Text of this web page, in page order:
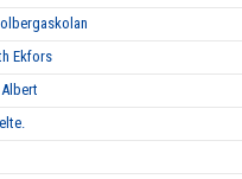
Ekfors